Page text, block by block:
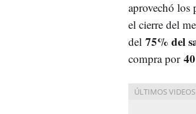
aprovechó los
el cierre del
del 75% del
compra por